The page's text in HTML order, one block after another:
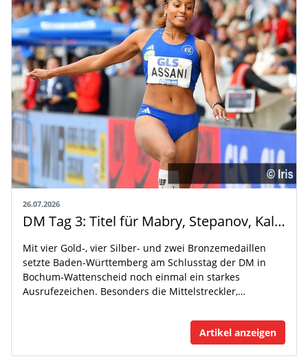
26.07.2026
DM Tag 3: Titel für Mabry, Stepanov, Kallabis und Assani
Mit vier Gold-, vier Silber- und zwei Bronzemedaillen
setzte Baden-Württemberg am Schlusstag der DM in
Bochum-Wattenscheid noch einmal ein starkes
Ausrufezeichen. Besonders die Mittelstreckler,…
Artikel anzeigen